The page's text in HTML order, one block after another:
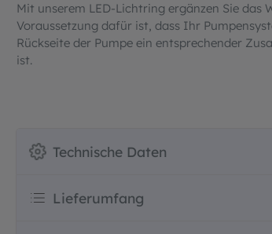
Mit unserem LED-Lichtring ergänzen Sie das
Voraussetzung dafür ist, dass Ihr
Rückseite der Pumpe ein entsprechender
ist.
Technische Daten
Lieferumfang